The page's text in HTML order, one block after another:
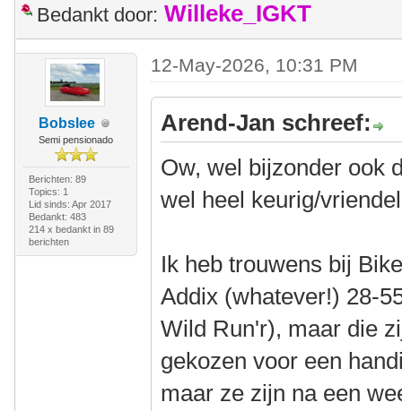
Bedankt door: Willeke_IGKT
Bobslee
Semi pensionado
Berichten: 89
Topics: 1
Lid sinds: Apr 2017
Bedankt: 483
214 x bedankt in 89
berichten
12-May-2026, 10:31 PM
Arend-Jan schreef:
Ow, wel bijzonder ook
wel heel keurig/
Ik heb trouwens bij
Addix (whatever!) 28-
Wild Run'r), maar die
gekozen voor een
maar ze zijn na een